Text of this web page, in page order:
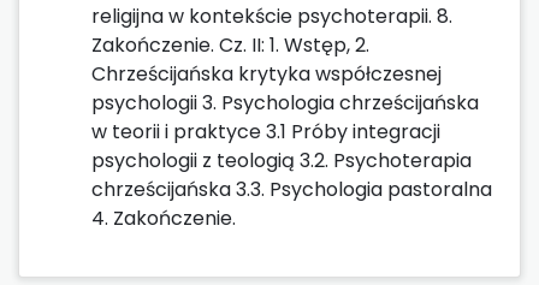
religijna w kontekście psychoterapii. 8.
Zakończenie. Cz. II: 1. Wstęp, 2.
Chrześcijańska krytyka współczesnej
psychologii 3. Psychologia chrześcijańska
w teorii i praktyce 3.1 Próby integracji
psychologii z teologią 3.2. Psychoterapia
chrześcijańska 3.3. Psychologia pastoralna
4. Zakończenie.